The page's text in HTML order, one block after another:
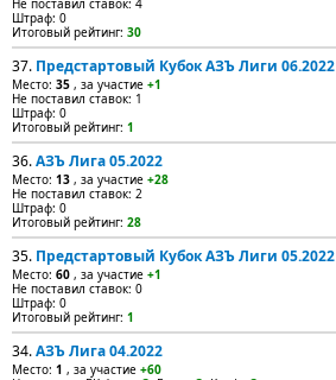
Не поставил ставок: 4
Штраф: 0
Итоговый рейтинг: 30
37. Предстартовый Кубок АЗЪ Лиги 06.2022
Место: 35 , за участие +1
Не поставил ставок: 1
Штраф: 0
Итоговый рейтинг: 1
36.АЗЪ Лига 05.2022
Место: 13 , за участие +28
Не поставил ставок: 2
Штраф: 0
Итоговый рейтинг: 28
35. Предстартовый Кубок АЗЪ Лиги 05.2022
Место: 60 , за участие +1
Не поставил ставок: 0
Штраф: 0
Итоговый рейтинг: 1
34.АЗЪ Лига 04.2022
Место: 1 , за участие +60